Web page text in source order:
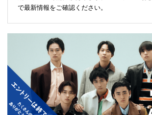
で最新情報をご確認ください。